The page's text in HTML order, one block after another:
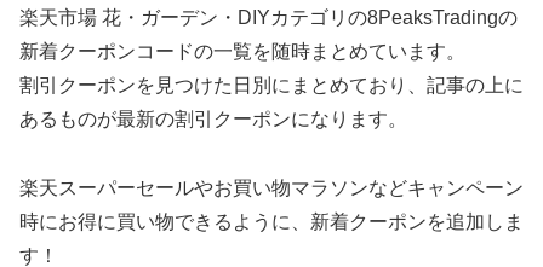
楽天市場 花・ガーデン・DIYカテゴリの8PeaksTradingの
新着クーポンコードの一覧を随時まとめています。
割引クーポンを見つけた日別にまとめており、記事の上に
あるものが最新の割引クーポンになります。
楽天スーパーセールやお買い物マラソンなどキャンペーン
時にお得に買い物できるように、新着クーポンを追加しま
す！